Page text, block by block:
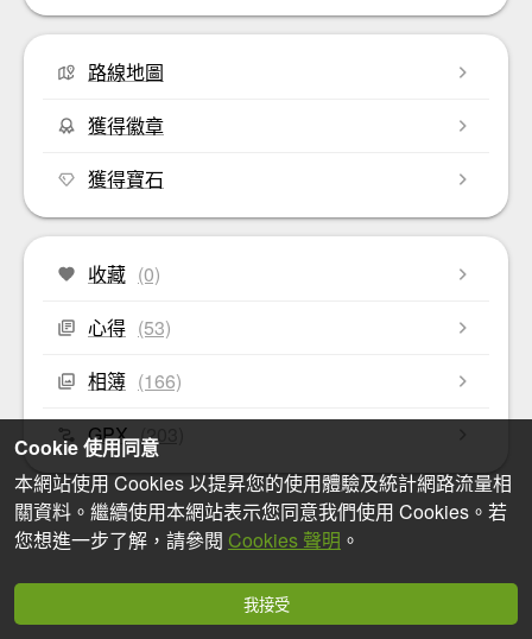
路線地圖
獲得徽章
獲得寶石
收藏 (0)
心得 (53)
相簿 (166)
GPX (203)
Cookie 使用同意
本網站使用 Cookies 以提昇您的使用體驗及統計網路流量相
關資料。繼續使用本網站表示您同意我們使用 Cookies。若
您想進一步了解，請參閱 Cookies 聲明 。
我接受